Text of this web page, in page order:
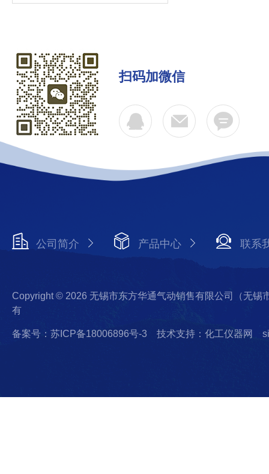
扫码加微信
公司简介 产品中心 联系
Copyright © 2026 无锡市东方华通气动销售有限公司（无锡
有
备案号：苏ICP备18006896号-3 技术支持：化工仪器网